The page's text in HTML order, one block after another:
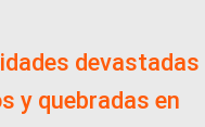
devastadas
y quebradas en